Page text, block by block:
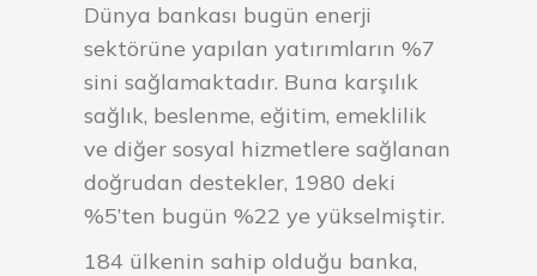
Dünya bankası bugün enerji
sektörüne yapılan yatırımların %7
sini sağlamaktadır. Buna karşılık
sağlık, beslenme, eğitim, emeklilik
ve diğer sosyal hizmetlere sağlanan
doğrudan destekler, 1980 deki
%5’ten bugün %22 ye yükselmiştir.
184 ülkenin sahip olduğu banka,